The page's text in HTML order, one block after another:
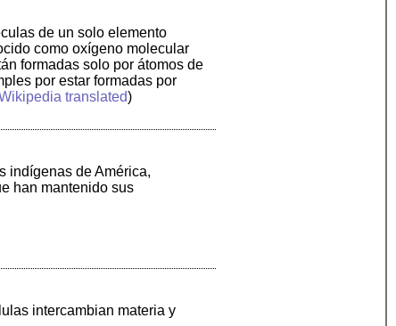
de un solo elemento
como oxígeno molecular
formadas solo por átomos de
por estar formadas por
translated)
indígenas de América,
han mantenido sus
intercambian materia y